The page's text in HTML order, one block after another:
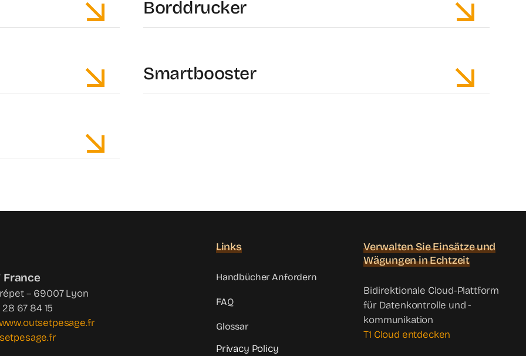
Borddrucker
Smartbooster
France
– 69007 Lyon
28 67 84 15
Links
Handbücher Anfordern
FAQ
Glossar
Privacy Policy
Verwalten Sie Einsätze und
Wägungen in Echtzeit
Bidirektionale Cloud-Plattform
für Datenkontrolle und -
kommunikation
T1 Cloud entdecken